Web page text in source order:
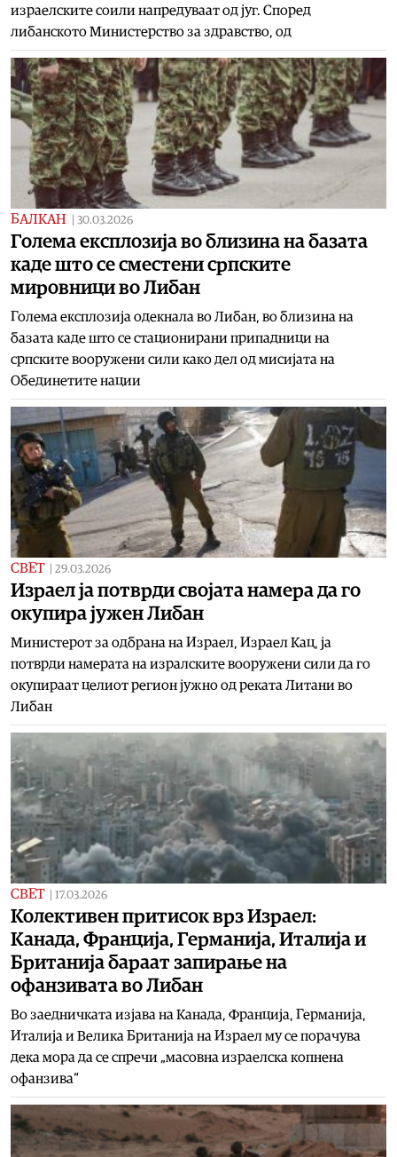
израелските соили напредуваат од југ. Според
либанското Министерство за здравство, од
БАЛКАН 30.03.2026
Голема експлозија во близина на базата
каде што се сместени српските
мировници во Либан
Голема експлозија одекнала во Либан, во близина на
базата каде што се стационирани припадници на
српските вооружени сили како дел од мисијата на
Обединетите нации
СВЕТ 29.03.2026
Израел ја потврди својата намера да го
окупира јужен Либан
Министерот за одбрана на Израел, Израел Кац, ја
потврди намерата на изралските вооружени сили да го
окупираат целиот регион јужно од реката Литани во
Либан
СВЕТ 17.03.2026
Колективен притисок врз Израел:
Канада, Франција, Германија, Италија и
Британија бараат запирање на
офанзивата во Либан
Во заедничката изјава на Канада, Франција, Германија,
Италија и Велика Британија на Израел му се порачува
дека мора да се спречи „масовна израелска копнена
офанзива“